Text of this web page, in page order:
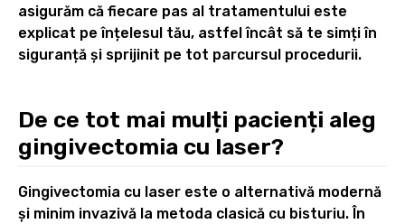
asigurăm că fiecare pas al tratamentului este
explicat pe înțelesul tău, astfel încât să te simți în
siguranță și sprijinit pe tot parcursul procedurii.
De ce tot mai mulți pacienți aleg
gingivectomia cu laser?
Gingivectomia cu laser este o alternativă modernă
și minim invazivă la metoda clasică cu bisturiu. În